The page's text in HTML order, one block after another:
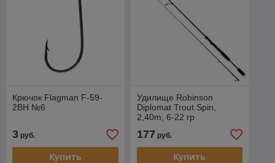
Крючок Flagman F-59-
2BH №6
3 руб.
Купить
Удилище Robinson
Diplomat Trout Spin,
2,40m, 6-22 гр
177 руб.
Купить